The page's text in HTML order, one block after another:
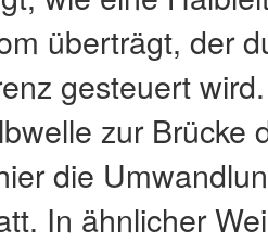
überträgt, der
gesteuert
zur Brücke
die
In ähnlicher